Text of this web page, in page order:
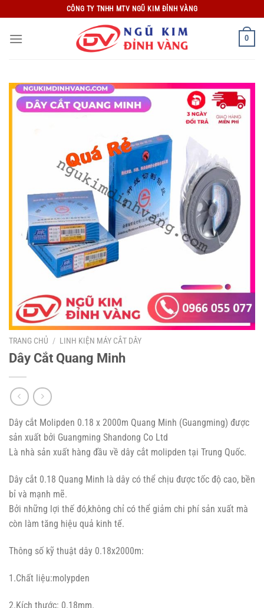
qua
nội
CÔNG TY TNHH MTV NGŨ KIM ĐỈNH VÀNG
0
TRANG CHỦ / LINH KIỆN MÁY CẮT DÂY
Dây Cắt Quang Minh
Dây cắt Molipden 0.18 x 2000m Quang Minh (Guangming) được
sản xuất bởi Guangming Shandong Co Ltd
Là nhà sản xuất hàng đầu về dây cắt molipden tại Trung Quốc.
Dây cắt 0.18 Quang Minh là dây có thể chịu được tốc độ cao, bền
bỉ và mạnh mẽ.
Bởi những lợi thế đó,không chỉ có thể giảm chi phí sản xuất mà
còn làm tăng hiệu quả kinh tế.
Thông số kỹ thuật dây 0.18x2000m:
1.Chất liệu:molypden
2.Kích thước: 0.18mm.